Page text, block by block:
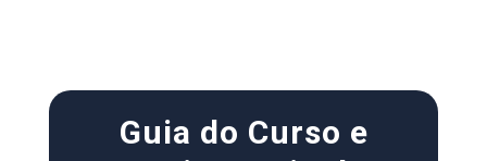
Guia do Curso e